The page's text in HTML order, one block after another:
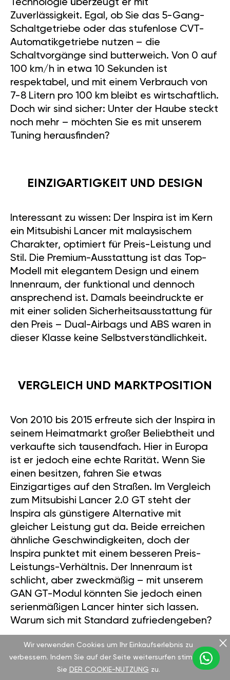
Technologie überzeugt er mit
Zuverlässigkeit. Egal, ob Sie das 5-Gang-
Schaltgetriebe oder das stufenlose CVT-
Automatikgetriebe nutzen – die
Schaltvorgänge sind butterweich. Von 0 auf
100 km/h in etwa 10 Sekunden ist
respektabel, und mit einem Verbrauch von
7-8 Litern pro 100 km bleibt es wirtschaftlich.
Doch wir sind sicher: Unter der Haube steckt
noch mehr – möchten Sie es mit unserem
Tuning herausfinden?
EINZIGARTIGKEIT UND DESIGN
Interessant zu wissen: Der Inspira ist im Kern
ein Mitsubishi Lancer mit malaysischem
Charakter, optimiert für Preis-Leistung und
Stil. Die Premium-Ausstattung ist das Top-
Modell mit elegantem Design und einem
Innenraum, der funktional und dennoch
ansprechend ist. Damals beeindruckte er
mit einer soliden Sicherheitsausstattung für
den Preis – Dual-Airbags und ABS waren in
dieser Klasse keine Selbstverständlichkeit.
VERGLEICH UND MARKTPOSITION
Von 2010 bis 2015 erfreute sich der Inspira in
seinem Heimatmarkt großer Beliebtheit und
verkaufte sich tausendfach. Hier in Europa
ist er jedoch eine echte Rarität. Wenn Sie
einen besitzen, fahren Sie etwas
Einzigartiges auf den Straßen. Im Vergleich
zum Mitsubishi Lancer 2.0 GT steht der
Inspira als günstigere Alternative mit
gleicher Leistung gut da. Beide erreichen
ähnliche Geschwindigkeiten, doch der
Inspira punktet mit einem besseren Preis-
Leistungs-Verhältnis. Der Innenraum ist
schlicht, aber zweckmäßig – mit unserem
GAN GT-Modul könnten Sie jedoch einen
serienmäßigen Lancer hinter sich lassen.
Warum sich mit Standard zufriedengeben?
LEISTUNGSSTEIGERUNG MIT GAN GT
Wir verwenden Cookies um Ihr Einkaufserlebnis zu
verbessern. Indem Sie auf der Seite weitersurfen stimmen
Sie DER COOKIE-NUTZUNG zu.